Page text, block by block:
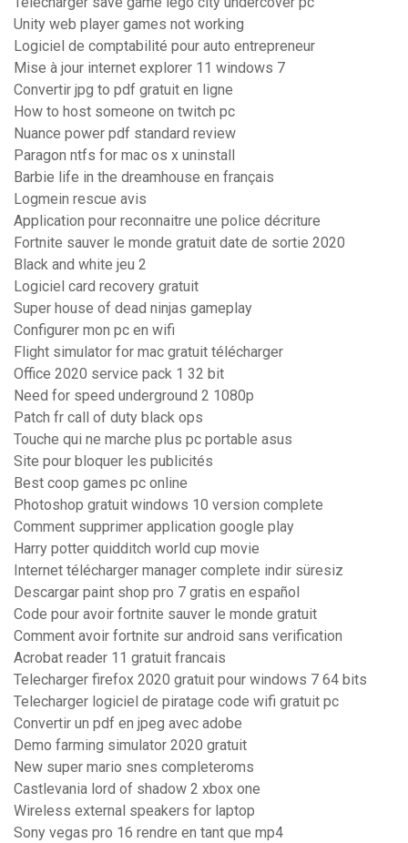
Unity web player games not working
Logiciel de comptabilité pour auto entrepreneur
Mise à jour internet explorer 11 windows 7
Convertir jpg to pdf gratuit en ligne
How to host someone on twitch pc
Nuance power pdf standard review
Paragon ntfs for mac os x uninstall
Barbie life in the dreamhouse en français
Logmein rescue avis
Application pour reconnaitre une police décriture
Fortnite sauver le monde gratuit date de sortie 2020
Black and white jeu 2
Logiciel card recovery gratuit
Super house of dead ninjas gameplay
Configurer mon pc en wifi
Flight simulator for mac gratuit télécharger
Office 2020 service pack 1 32 bit
Need for speed underground 2 1080p
Patch fr call of duty black ops
Touche qui ne marche plus pc portable asus
Site pour bloquer les publicités
Best coop games pc online
Photoshop gratuit windows 10 version complete
Comment supprimer application google play
Harry potter quidditch world cup movie
Internet télécharger manager complete indir süresiz
Descargar paint shop pro 7 gratis en español
Code pour avoir fortnite sauver le monde gratuit
Comment avoir fortnite sur android sans verification
Acrobat reader 11 gratuit francais
Telecharger firefox 2020 gratuit pour windows 7 64 bits
Telecharger logiciel de piratage code wifi gratuit pc
Convertir un pdf en jpeg avec adobe
Demo farming simulator 2020 gratuit
New super mario snes completeroms
Castlevania lord of shadow 2 xbox one
Wireless external speakers for laptop
Sony vegas pro 16 rendre en tant que mp4